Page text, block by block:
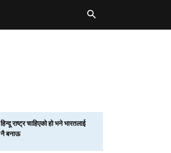
हिन्दू राष्ट्र चाहिएको हो भने भारतलाई
नै बनाऊ